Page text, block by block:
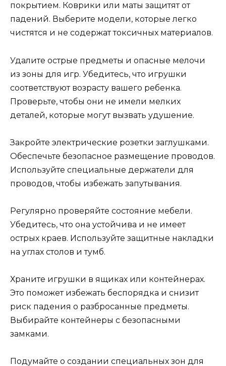
покрытием. Коврики или маты защитят от
падений. Выберите модели, которые легко
чистятся и не содержат токсичных материалов.
Удалите острые предметы и опасные мелочи
из зоны для игр. Убедитесь, что игрушки
соответствуют возрасту вашего ребенка.
Проверьте, чтобы они не имели мелких
деталей, которые могут вызвать удушение.
Закройте электрические розетки заглушками.
Обеспечьте безопасное размещение проводов.
Используйте специальные держатели для
проводов, чтобы избежать запутывания.
Регулярно проверяйте состояние мебели.
Убедитесь, что она устойчива и не имеет
острых краев. Используйте защитные накладки
на углах столов и тумб.
Храните игрушки в ящиках или контейнерах.
Это поможет избежать беспорядка и снизит
риск падения о разбросанные предметы.
Выбирайте контейнеры с безопасными
замками.
Подумайте о создании специальных зон для